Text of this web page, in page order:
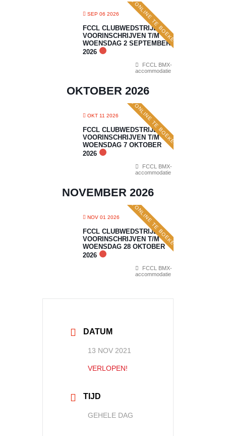
SEP 06 2026 ONLINE TE BOEKEN
FCCL CLUBWEDSTRIJD 5:
VOORINSCHRIJVEN T/M
WOENSDAG 2 SEPTEMBER
2026
FCCL BMX-
accommodatie
OKTOBER 2026
OKT 11 2026 ONLINE TE BOEKEN
FCCL CLUBWEDSTRIJD 6:
VOORINSCHRIJVEN T/M
WOENSDAG 7 OKTOBER
2026
FCCL BMX-
accommodatie
NOVEMBER 2026
NOV 01 2026 ONLINE TE BOEKEN
FCCL CLUBWEDSTRIJD 7:
VOORINSCHRIJVEN T/M
WOENSDAG 28 OKTOBER
2026
FCCL BMX-
accommodatie
DATUM
13 NOV 2021
VERLOPEN!
TIJD
GEHELE DAG